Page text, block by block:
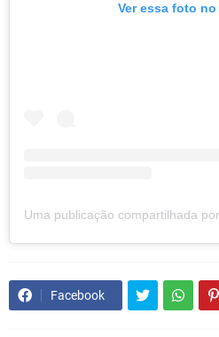
Ver essa foto
Facebook